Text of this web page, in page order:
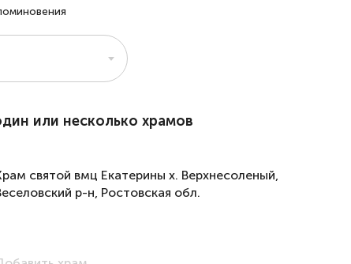
или несколько храмов
святой вмц Екатерины х. Верхнесоленый,
р-н, Ростовская обл.